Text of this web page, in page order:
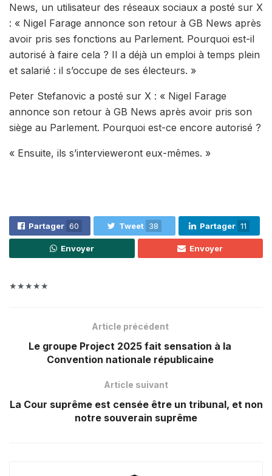
News, un utilisateur des réseaux sociaux a posté sur X
: « Nigel Farage annonce son retour à GB News après
avoir pris ses fonctions au Parlement. Pourquoi est-il
autorisé à faire cela ? Il a déjà un emploi à temps plein
et salarié : il s’occupe de ses électeurs. »
Peter Stefanovic a posté sur X : « Nigel Farage
annonce son retour à GB News après avoir pris son
siège au Parlement. Pourquoi est-ce encore autorisé ?
« Ensuite, ils s’intervieweront eux-mêmes. »
Partager 60 Tweet 38 Partager 11
Envoyer Envoyer
★★★★★
Article précédent
Le groupe Project 2025 fait sensation à la
Convention nationale républicaine
Article suivant
La Cour suprême est censée être un tribunal, et non
notre souverain suprême